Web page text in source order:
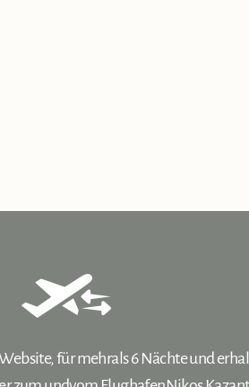
für mehrals 6 Nächte und